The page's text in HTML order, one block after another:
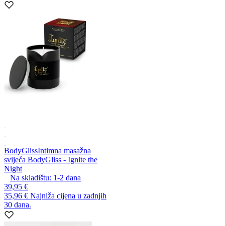
BodyGlissIntimna masažna
svijeća BodyGliss - Ignite the
Night
Na skladištu: 1-2 dana
39,95 €
35,96 € Najniža cijena u zadnjih
30 dana.